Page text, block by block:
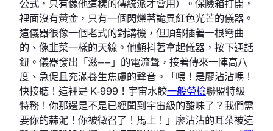
公式，只有像他這樣的傳統派才會用）。保險箱打開，
裡面沒有黃金，只有一個閃爍著詭異紅色光芒的儀器。
這儀器很像一個老式的對講機，但頂部插著一根彎曲
的、像韭菜一樣的天線。他顫抖著拿起儀器，按下通話
鈕。儀器發出「滋——」的電流聲，接著傳來一陣高八
度、急促且充滿養生焦慮的聲音。「喂！是廖沾沾嗎！
快接聽！這裡是 K-999！宇宙水餃一般勞檢聯盟特級
特務！你那邊是不是已經聞到宇宙級的酸味了？我們需
要你的蒜泥！你被徵召了！馬上！」廖沾沾的耳朵被這